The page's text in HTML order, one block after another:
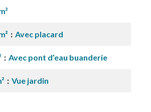
Avec placard
Avec pont d’eau buanderie
Vue jardin